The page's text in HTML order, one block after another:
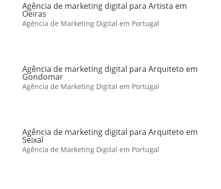
Agência de marketing digital para Artista em
Oeiras
Agência de Marketing Digital em Portugal
Agência de marketing digital para Arquiteto em
Gondomar
Agência de Marketing Digital em Portugal
Agência de marketing digital para Arquiteto em
Seixal
Agência de Marketing Digital em Portugal